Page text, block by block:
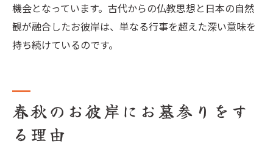
機会となっています。古代からの仏教思想と日本の自然
観が融合したお彼岸は、単なる行事を超えた深い意味を
持ち続けているのです。
春秋のお彼岸にお墓参りをす
る理由